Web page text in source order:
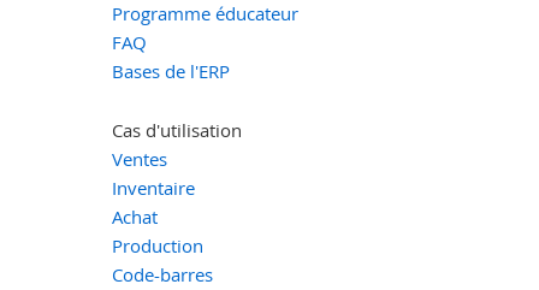
Programme éducateur
FAQ
Bases de l'ERP
Cas d'utilisation
Ventes
Inventaire
Achat
Production
Code-barres